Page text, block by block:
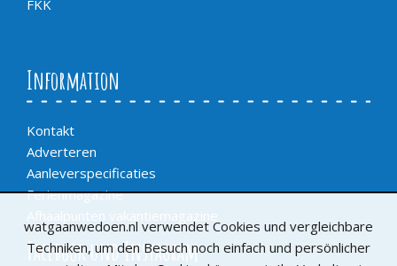
FKK
Information
Kontakt
Adverteren
Aanleverspecificaties
Ferienmagazine
Afhaalpunten vakantiemagazine
Facebook und Instagram
watgaanwedoen.nl verwendet Cookies und vergleichbare
Techniken, um den Besuch noch einfach und persönlicher